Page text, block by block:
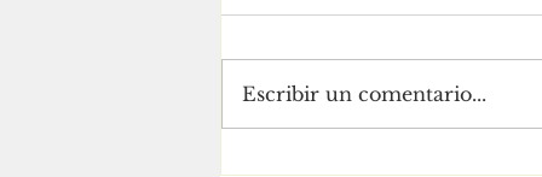
Arranca SEAPAL segunda
Escribir un comentario...